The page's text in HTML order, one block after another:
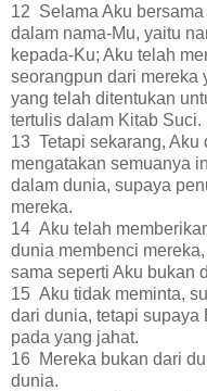
12 Selama Aku
dalam nama-Mu, yaitu
kepada-Ku; Aku telah
seorangpun dari mereka
yang telah ditentukan
tertulis dalam Kitab Suci.
13 Tetapi sekarang, Aku
mengatakan semuanya
dalam dunia, supaya
mereka.
14 Aku telah
dunia membenci
sama seperti Aku bukan
15 Aku tidak meminta,
dari dunia, tetapi supaya
pada yang jahat.
16 Mereka bukan dari
dunia.